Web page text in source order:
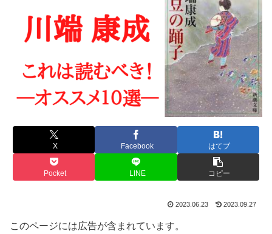
X Facebook はてブ
Pocket LINE コピー
2023.06.23 2023.09.27
このページには広告が含まれています。